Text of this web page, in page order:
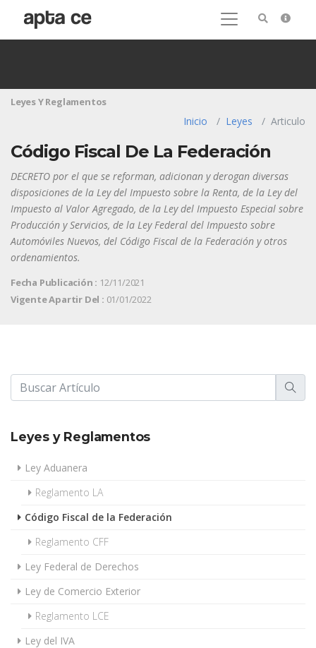
Leyes Y Reglamentos
Inicio Leyes Articulo
Código Fiscal De La Federación
DECRETO por el que se reforman, adicionan y derogan diversas
disposiciones de la Ley del Impuesto sobre la Renta, de la Ley del
Impuesto al Valor Agregado, de la Ley del Impuesto Especial sobre
Producción y Servicios, de la Ley Federal del Impuesto sobre
Automóviles Nuevos, del Código Fiscal de la Federación y otros
ordenamientos.
Fecha Publicación : 12/11/2021
Vigente Apartir Del : 01/01/2022
Leyes y Reglamentos
Ley Aduanera
Reglamento LA
Código Fiscal de la Federación
Reglamento CFF
Ley Federal de Derechos
Ley de Comercio Exterior
Reglamento LCE
Ley del IVA